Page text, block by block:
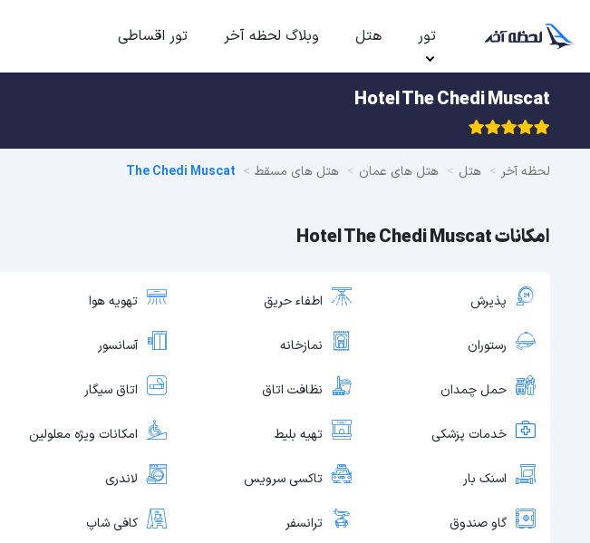
تور هتل وبلاگ لحظه آخر تور اقساطی
Hotel The Chedi Muscat
لحظه آخر هتل هتل های عمان هتل های مسقط The Chedi Muscat
امکانات Hotel The Chedi Muscat
پذیرش اطفاء حریق تهویه هوا
رستوران نمازخانه آسانسور
حمل چمدان نظافت اتاق اتاق سیگار
خدمات پزشکی تهیه بلیط امکانات ویژه معلولین
اسنک بار تاکسی سرویس لاندری
گاو صندوق ترانسفر کافی شاپ